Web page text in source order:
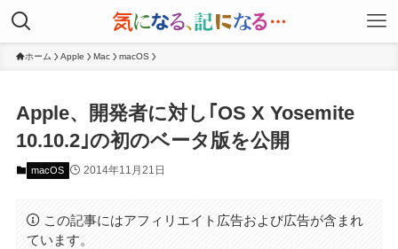
ホーム Apple Mac macOS
Apple、開発者に対し｢OS X Yosemite
10.10.2｣の初のベータ版を公開
macOS 2014年11月21日
この記事にはアフィリエイト広告および広告が含まれ
ています。